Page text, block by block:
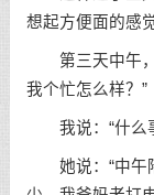
想起方便面的感
第三天中午，
我个忙怎么样？”
我说：“什么
她说：“中午陪